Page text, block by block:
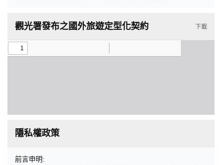
觀光署發布之國外旅遊定型化契約 下載
隱私權政策
前言申明: